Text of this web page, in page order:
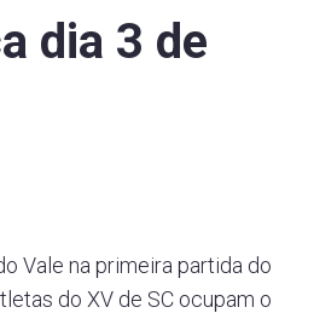
dia 3 de
Vale na primeira partida do
do XV de SC ocupam o